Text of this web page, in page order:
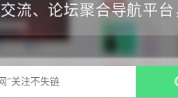
流、论坛聚合导航平